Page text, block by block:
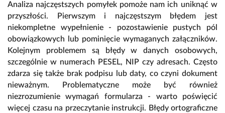
Analiza najczęstszych pomyłek pomoże nam ich uniknąć w
przyszłości. Pierwszym i najczęstszym błędem jest
niekompletne wypełnienie - pozostawienie pustych pól
obowiązkowych lub pominięcie wymaganych załączników.
Kolejnym problemem są błędy w danych osobowych,
szczególnie w numerach PESEL, NIP czy adresach. Często
zdarza się także brak podpisu lub daty, co czyni dokument
nieważnym. Problematyczne może być również
niezrozumienie wymagań formularza - warto poświęcić
więcej czasu na przeczytanie instrukcji. Błędy ortograficzne